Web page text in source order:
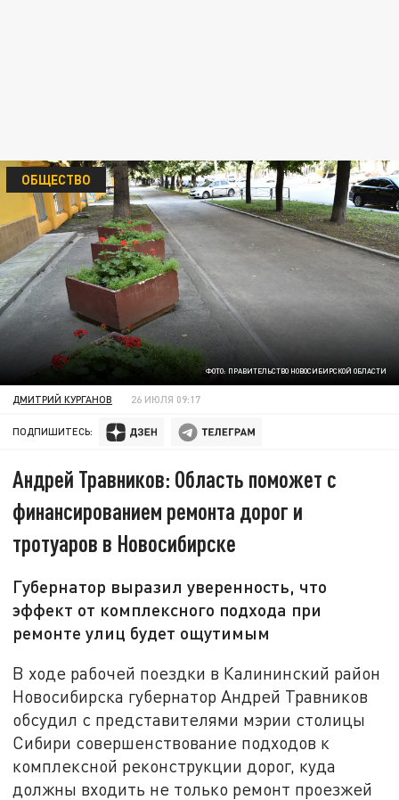
ФОТО: ПРАВИТЕЛЬСТВО НОВОСИБИРСКОЙ ОБЛАСТИ
ОБЩЕСТВО
ДМИТРИЙ КУРГАНОВ 26 ИЮЛЯ 09:17
ПОДПИШИТЕСЬ:
Андрей Травников: Область поможет с
финансированием ремонта дорог и
тротуаров в Новосибирске
Губернатор выразил уверенность, что
эффект от комплексного подхода при
ремонте улиц будет ощутимым
В ходе рабочей поездки в Калининский район
Новосибирска губернатор Андрей Травников
обсудил с представителями мэрии столицы
Сибири совершенствование подходов к
комплексной реконструкции дорог, куда
должны входить не только ремонт проезжей